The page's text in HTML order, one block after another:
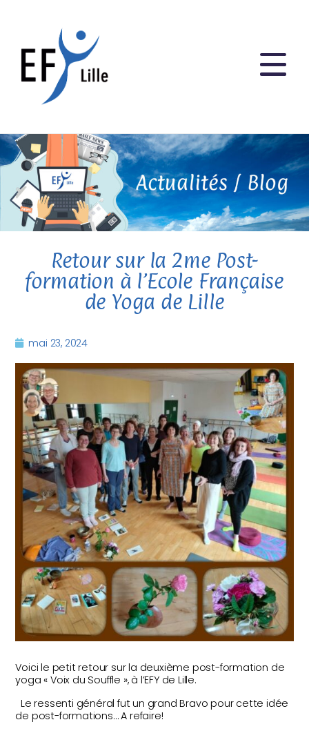
Retour sur la 2me Post-
formation à l’Ecole Française
de Yoga de Lille
mai 23, 2024
Voici le petit retour sur la deuxième post-formation de
yoga « Voix du Souffle », à l’EFY de Lille.
Le ressenti général fut un grand Bravo pour cette idée
de post-formations… A refaire!